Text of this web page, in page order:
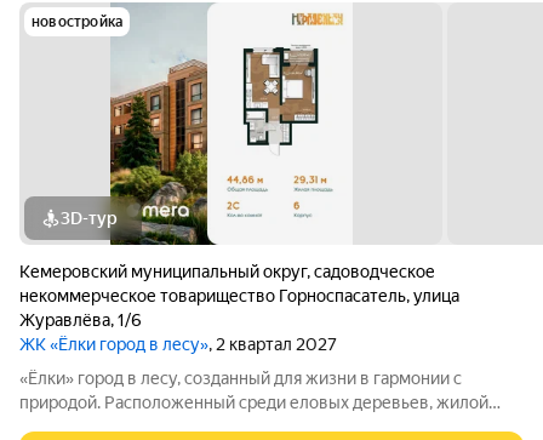
новостройка
3D-тур
Кемеровский муниципальный округ,садоводческое
некоммерческое товарищество Горноспасатель,улица
Журавлёва,1/6
ЖК «Ёлки город в лесу», 2 квартал 2027
«Ёлки» город в лесу, созданный для жизни в гармонии с
природой. Расположенный среди еловых деревьев, жилой